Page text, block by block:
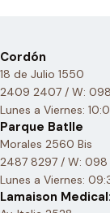
Cordón
18 de Julio 1550
2409 2407 / W:
Lunes a Viernes:
Parque Batlle
Morales 2560 Bis
2487 8297 / W:
Lunes a Viernes:
Lamaison Medical: